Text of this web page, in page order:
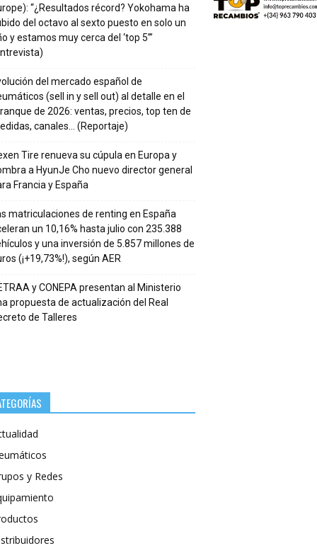
“¿Resultados récord? Yokohama ha
del octavo al sexto puesto en solo un
y estamos muy cerca del ‘top 5’”
del mercado español de
(sell in y sell out) al detalle en el
de 2026: ventas, precios, top ten de
canales… (Reportaje)
Tire renueva su cúpula en Europa y
a HyunJe Cho nuevo director general
Francia y España
matriculaciones de renting en España
un 10,16% hasta julio con 235.388
y una inversión de 5.857 millones de
(¡+19,73%!), según AER
y CONEPA presentan al Ministerio
propuesta de actualización del Real
de Talleres
y Redes